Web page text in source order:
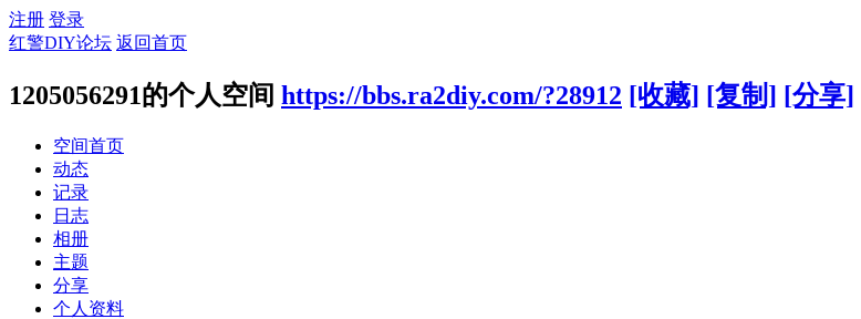
注册 登录
红警DIY论坛 返回首页
1205056291的个人空间 https://bbs.ra2diy.com/?28912 [收藏] [复制] [分享]
空间首页
动态
记录
日志
相册
主题
分享
个人资料